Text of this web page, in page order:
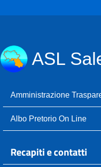
ASL
Amministrazione
Albo Pretorio On Line
Recapiti e contatti